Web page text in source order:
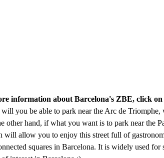
information about Barcelona's ZBE, click on
you be able to park near the Arc de
hand, if what you want is to park near the
allow you to enjoy this street full of
squares in Barcelona. It is widely used